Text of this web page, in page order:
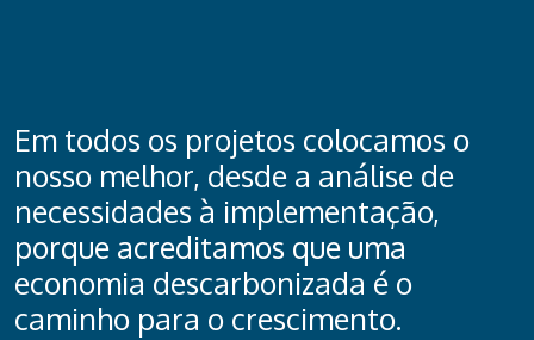
Em todos os projetos colocamos o
nosso melhor, desde a análise de
necessidades à implementação,
porque acreditamos que uma
economia descarbonizada é o
caminho para o crescimento.